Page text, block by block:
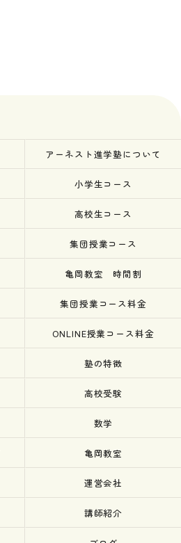
アーネスト進学塾について
小学生コース
高校生コース
集団授業コース
亀岡教室 時間割
集団授業コース料金
ONLINE授業コース料金
塾の特徴
高校受験
数学
亀岡教室
運営会社
講師紹介